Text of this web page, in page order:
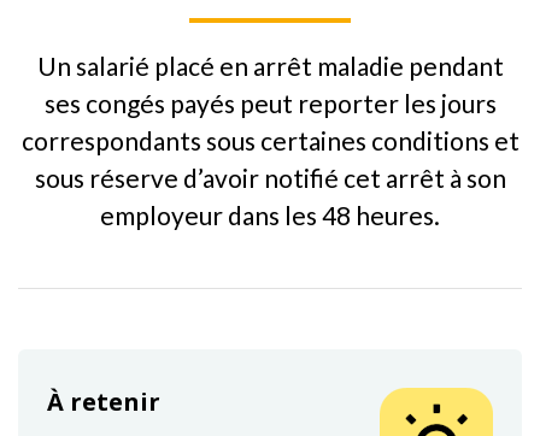
Un salarié placé en arrêt maladie pendant
ses congés payés peut reporter les jours
correspondants sous certaines conditions et
sous réserve d’avoir notifié cet arrêt à son
employeur dans les 48 heures.
À retenir